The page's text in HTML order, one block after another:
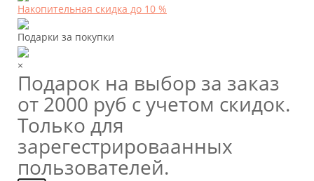
Накопительная скидка до 10 %
Подарки за покупки
×
Подарок на выбор за заказ
от 2000 руб с учетом скидок.
Только для
зарегестрироваанных
пользователей.